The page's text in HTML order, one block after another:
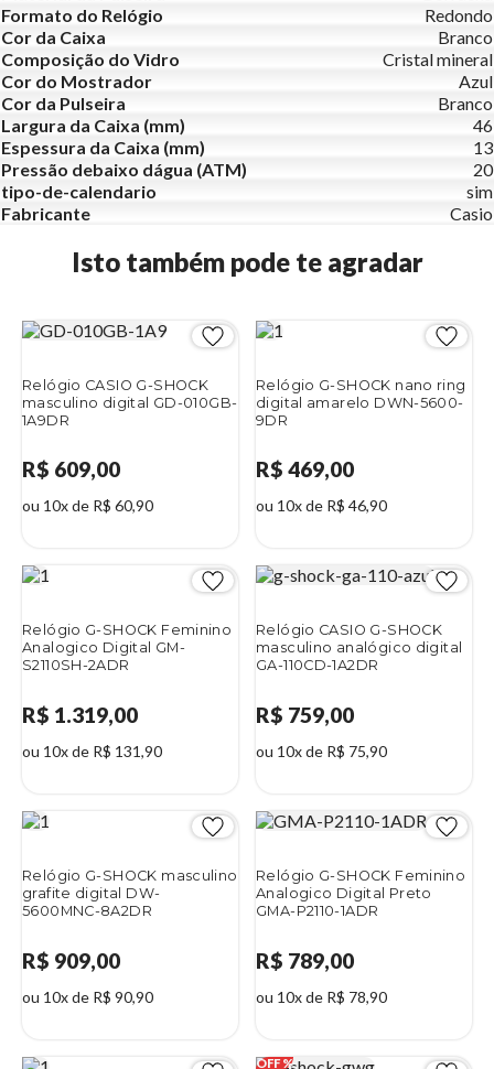
Formato do Relógio
Redondo
Cor da Caixa
Branco
Composição do Vidro
Cristal mineral
Cor do Mostrador
Azul
Cor da Pulseira
Branco
Largura da Caixa (mm)
46
Espessura da Caixa (mm)
13
Pressão debaixo dágua (ATM)
20
tipo-de-calendario
sim
Fabricante
Casio
Isto também pode te agradar
Relógio CASIO G-SHOCK
masculino digital GD-010GB-
1A9DR
R$ 609,00
ou 10x de R$ 60,90
Relógio G-SHOCK nano ring
digital amarelo DWN-5600-
9DR
R$ 469,00
ou 10x de R$ 46,90
Relógio G-SHOCK Feminino
Analogico Digital GM-
S2110SH-2ADR
R$ 1.319,00
ou 10x de R$ 131,90
Relógio CASIO G-SHOCK
masculino analógico digital
GA-110CD-1A2DR
R$ 759,00
ou 10x de R$ 75,90
Relógio G-SHOCK masculino
grafite digital DW-
5600MNC-8A2DR
R$ 909,00
ou 10x de R$ 90,90
Relógio G-SHOCK Feminino
Analogico Digital Preto
GMA-P2110-1ADR
R$ 789,00
ou 10x de R$ 78,90